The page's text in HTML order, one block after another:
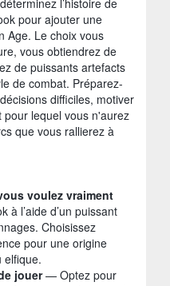
l’histoire de
pour ajouter une
Age. Le choix vous
vous obtiendrez de
de puissants artefacts
de combat. Préparez-
difficiles, motiver
lequel vous n'aurez
que vous rallierez à
voulez vraiment
l’aide d’un puissant
Choisissez
pour une origine
elfique.
jouer— Optez pour